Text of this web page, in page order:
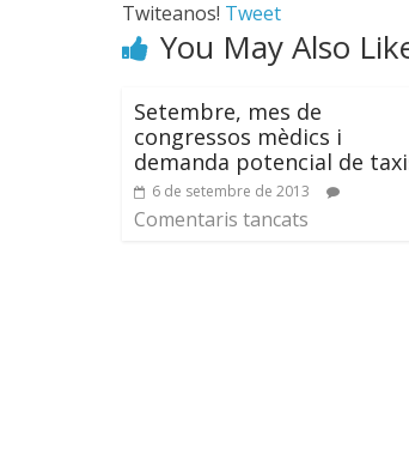
Twiteanos! Tweet
You May Also
Setembre, mes de
congressos mèdics i
demanda potencial de
6 de setembre de 2013
Comentaris tancats